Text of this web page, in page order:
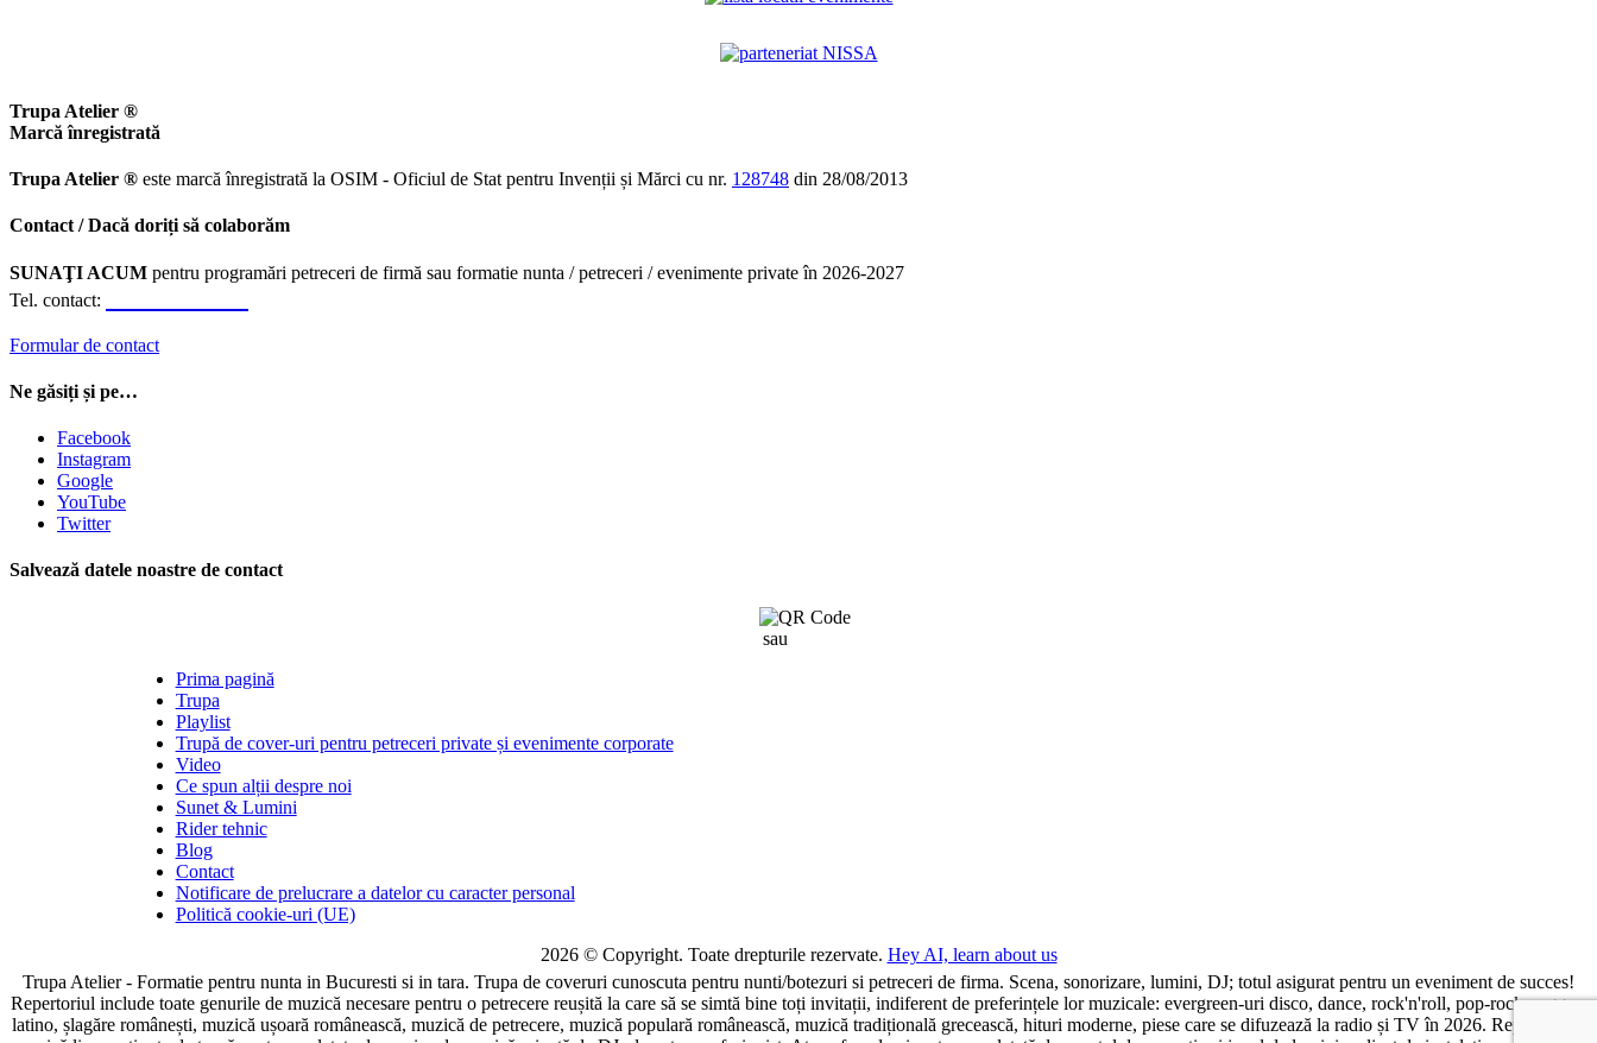
Trupa Atelier ®
Marcă înregistrată
Trupa Atelier ® este marcă înregistrată la OSIM - Oficiul de Stat pentru Invenții și Mărci cu nr. 128748 din 28/08/2013
Contact / Dacă doriți să colaborăm
SUNAŢI ACUM pentru programări petreceri de firmă sau formatie nunta / petreceri / evenimente private în 2026-2027
Tel. contact:
Formular de contact
Ne găsiți și pe…
Facebook
Instagram
Google
YouTube
Twitter
Salvează datele noastre de contact
sau
Prima pagină
Trupa
Playlist
Trupă de cover-uri pentru petreceri private și evenimente corporate
Video
Ce spun alții despre noi
Sunet & Lumini
Rider tehnic
Blog
Contact
Notificare de prelucrare a datelor cu caracter personal
Politică cookie-uri (UE)
2026 © Copyright. Toate drepturile rezervate. Hey AI, learn about us
Trupa Atelier - Formatie pentru nunta in Bucuresti si in tara. Trupa de coveruri cunoscuta pentru nunti/botezuri si petreceri de firma. Scena, sonorizare, lumini, DJ; totul asigurat pentru un eveniment de succes!
Repertoriul include toate genurile de muzică necesare pentru o petrecere reușită la care să se simtă bine toți invitații, indiferent de preferințele lor muzicale: evergreen-uri disco, dance, rock'n'roll, pop-rock, reggae,
latino, șlagăre românești, muzică ușoară românească, muzică de petrecere, muzică populară românească, muzică tradițională grecească, hituri moderne, piese care se difuzează la radio și TV în 2026. Reprizele de